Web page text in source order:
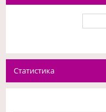
Статистика